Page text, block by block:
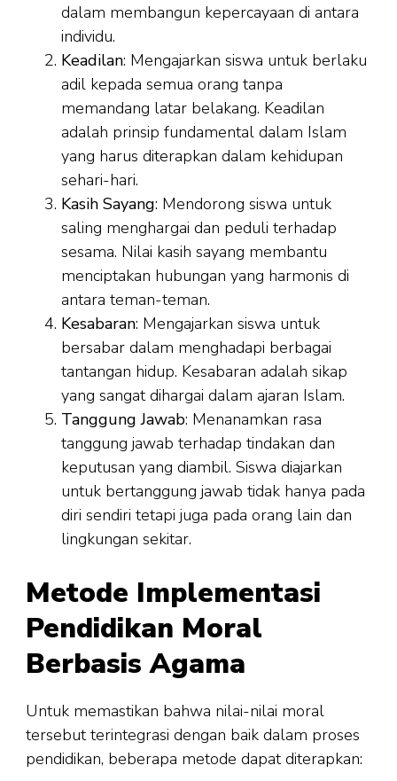
dalam membangun kepercayaan di antara
individu.
Keadilan: Mengajarkan siswa untuk berlaku
adil kepada semua orang tanpa
memandang latar belakang. Keadilan
adalah prinsip fundamental dalam Islam
yang harus diterapkan dalam kehidupan
sehari-hari.
Kasih Sayang: Mendorong siswa untuk
saling menghargai dan peduli terhadap
sesama. Nilai kasih sayang membantu
menciptakan hubungan yang harmonis di
antara teman-teman.
Kesabaran: Mengajarkan siswa untuk
bersabar dalam menghadapi berbagai
tantangan hidup. Kesabaran adalah sikap
yang sangat dihargai dalam ajaran Islam.
Tanggung Jawab: Menanamkan rasa
tanggung jawab terhadap tindakan dan
keputusan yang diambil. Siswa diajarkan
untuk bertanggung jawab tidak hanya pada
diri sendiri tetapi juga pada orang lain dan
lingkungan sekitar.
Metode Implementasi
Pendidikan Moral
Berbasis Agama
Untuk memastikan bahwa nilai-nilai moral
tersebut terintegrasi dengan baik dalam proses
pendidikan, beberapa metode dapat diterapkan: